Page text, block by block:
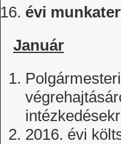
évi
Január
2016. évi